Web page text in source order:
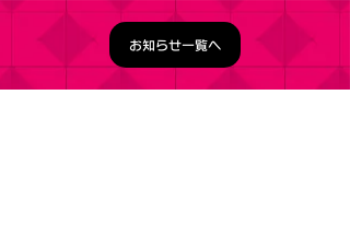
お知らせ一覧へ